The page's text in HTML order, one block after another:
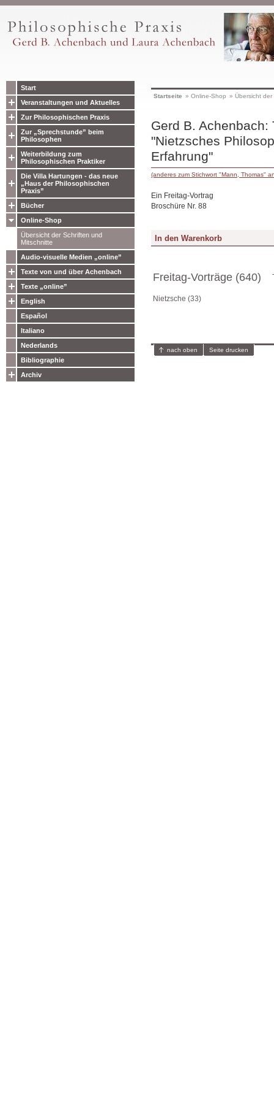
Start
Veranstaltungen und Aktuelles
Zur Philosophischen Praxis
Zur „Sprechstunde” beim
Philosophen
Weiterbildung zum
Philosophischen Praktiker
Die Villa Hartungen - das neue
„Haus der Philosophischen
Praxis”
Bücher
Online-Shop
Übersicht der Schriften und
Mitschnitte
Audio-visuelle Medien „online”
Texte von und über Achenbach
Texte „online”
English
Español
Italiano
Nederlands
Bibliographie
Archiv
Startseite » Online-Shop » Übersicht
Gerd B.
"Nietzsches
Erfahrung"
(anderes zum Stichwort "Mann, Thomas"
Ein Freitag-Vortrag
Broschüre Nr. 88
Freitag-Vorträge (640)
Nietzsche (33)
nach oben Seite drucken